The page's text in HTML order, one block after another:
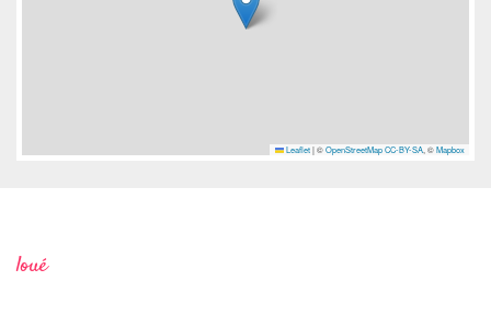
Leaflet |©OpenStreetMap CC-BY-SA, ©Mapbox
loué